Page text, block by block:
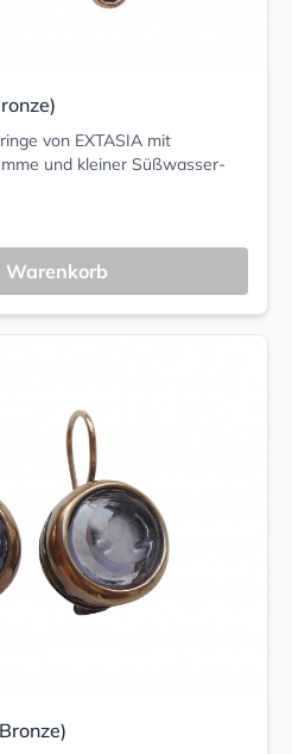
von EXTASIA mit
und kleiner Süßwasser-
Warenkorb